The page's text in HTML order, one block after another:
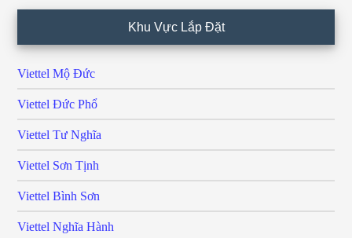
Khu Vực Lắp Đặt
Viettel Mộ Đức
Viettel Đức Phổ
Viettel Tư Nghĩa
Viettel Sơn Tịnh
Viettel Bình Sơn
Viettel Nghĩa Hành